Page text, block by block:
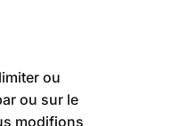
ou
ou sur le
modifions